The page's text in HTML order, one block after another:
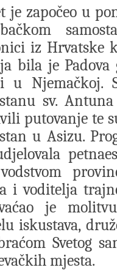
je započeo u
iz Hrvatske
bila je
u Njemačkoj.
sv.
putovanje te
u Asizu.
i voditelja
je
iskustava,
Svetog
mjesta.